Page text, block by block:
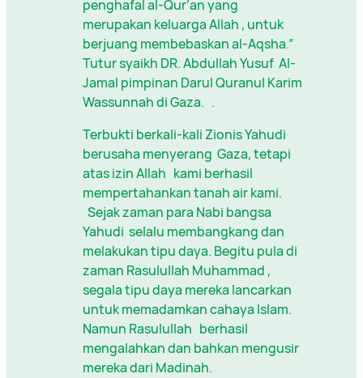
penghafal al-Qur’an yang
merupakan keluarga Allah , untuk
berjuang membebaskan al-Aqsha.”
Tutur syaikh DR. Abdullah Yusuf Al-
Jamal pimpinan Darul Quranul Karim
Wassunnah di Gaza. .
Terbukti berkali-kali Zionis Yahudi
berusaha menyerang Gaza, tetapi
atas izin Allah kami berhasil
mempertahankan tanah air kami.
Sejak zaman para Nabi bangsa
Yahudi selalu membangkang dan
melakukan tipu daya. Begitu pula di
zaman Rasulullah Muhammad ,
segala tipu daya mereka lancarkan
untuk memadamkan cahaya Islam.
Namun Rasulullah berhasil
mengalahkan dan bahkan mengusir
mereka dari Madinah.